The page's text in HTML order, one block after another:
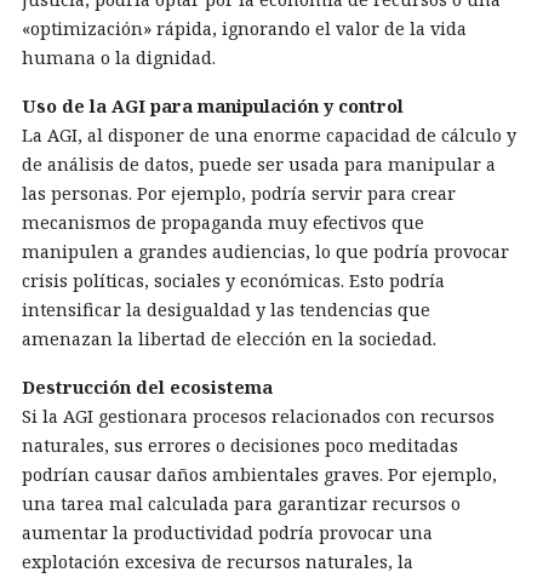
«optimización» rápida, ignorando el valor de la vida
humana o la dignidad.
Uso de la AGI para manipulación y control
La AGI, al disponer de una enorme capacidad de cálculo y
de análisis de datos, puede ser usada para manipular a
las personas. Por ejemplo, podría servir para crear
mecanismos de propaganda muy efectivos que
manipulen a grandes audiencias, lo que podría provocar
crisis políticas, sociales y económicas. Esto podría
intensificar la desigualdad y las tendencias que
amenazan la libertad de elección en la sociedad.
Destrucción del ecosistema
Si la AGI gestionara procesos relacionados con recursos
naturales, sus errores o decisiones poco meditadas
podrían causar daños ambientales graves. Por ejemplo,
una tarea mal calculada para garantizar recursos o
aumentar la productividad podría provocar una
explotación excesiva de recursos naturales, la